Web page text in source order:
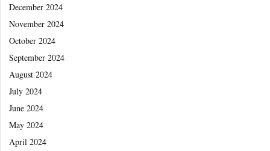
December 2024
November 2024
October 2024
September 2024
August 2024
July 2024
June 2024
May 2024
April 2024